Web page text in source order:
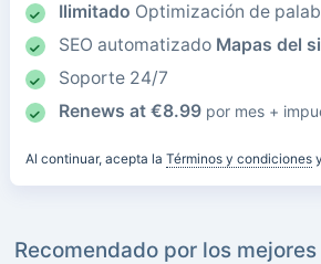
Ilimitado Optimización de
SEO automatizado Mapas del
Soporte 24/7
Renews at €8.99 por mes +
Al continuar, acepta la Términos y condicionesy
Recomendado por los